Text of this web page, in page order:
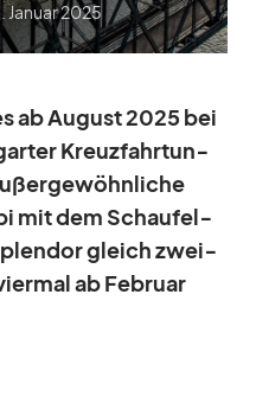
Januar 2025
ab Au­gust 2025 bei
Kreuz­fahrt­un­
mit dem Schau­fel­
gleich zwei­
ab Fe­bruar